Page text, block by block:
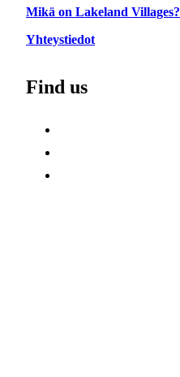
Mikä on Lakeland Villages?
Yhteystiedot
Find us